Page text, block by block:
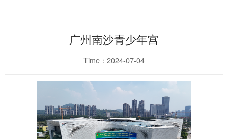
广州南沙青少年宫
Time：2024-07-04